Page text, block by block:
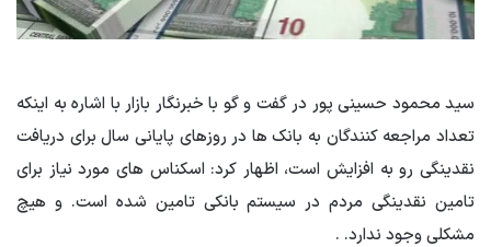
سید محمود حسینی پور در گفت و گو با خبرنگار بازار با اشاره به اینکه
تعداد مراجعه کنندگان به بانک ها در روزهای پایانی سال برای دریافت
نقدینگی رو به افزایش است، اظهار کرد: اسکناس های مورد نیاز برای
تامین نقدینگی مردم در سیستم بانکی تامین شده است. و هیچ
مشکلی وجود ندارد. .